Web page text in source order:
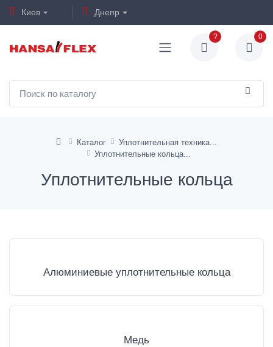
Киев Днепр
? 0
Каталог
Уплотнительная техника
Уплотнительные кольца
Уплотнительные кольца
Алюминиевые уплотнительные кольца
Медь